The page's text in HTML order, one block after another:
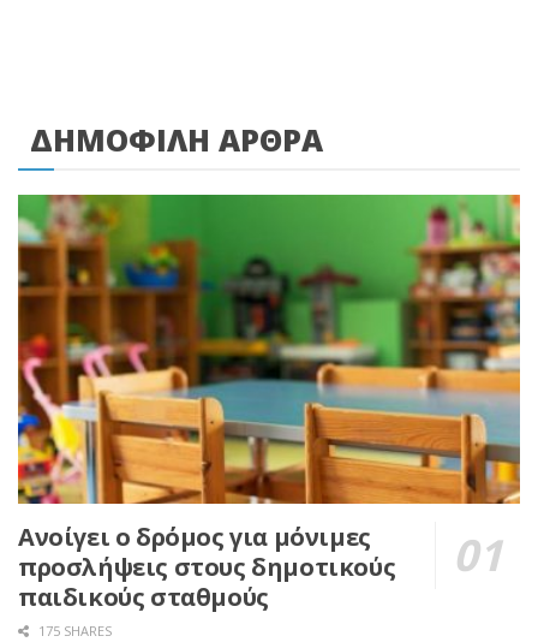
ΔΗΜΟΦΙΛΗ ΑΡΘΡΑ
Ανοίγει ο δρόμος για μόνιμες
προσλήψεις στους δημοτικούς
παιδικούς σταθμούς
175 SHARES